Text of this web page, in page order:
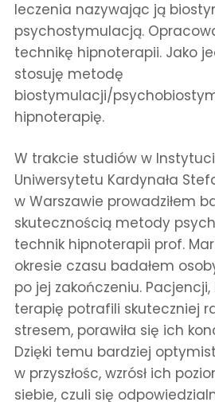
leczenia nazywając ją
psychostymulacją.
technikę hipnoterapii. Jako
stosuję metodę
biostymulacji/
hipnoterapię.
W trakcie studiów w
Uniwersytetu Kardynała
w Warszawie prowadziłem
skutecznością metody
technik hipnoterapii prof.
okresie czasu badałem
po jej zakończeniu.
terapię potrafili skuteczniej
stresem, porawiła się ich
Dzięki temu bardziej
w przyszłośc, wzrósł ich
siebie, czuli się